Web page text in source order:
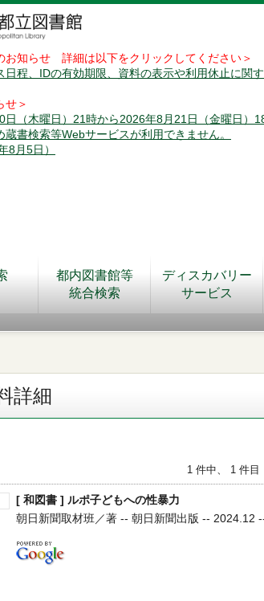
お知らせ 詳細は以下をクリックしてください＞
日程、IDの有効期限、資料の表示や利用休止に関す
せ＞
日（木曜日）21時から2026年8月21日（金曜日）
蔵書検索等Webサービスが利用できません。
8月5日）
都内図書館等
統合検索
ディスカバリー
サービス
詳細
1 件中、 1 件目
[ 和図書 ] ルポ子どもへの性暴力
朝日新聞取材班／著 -- 朝日新聞出版 -- 2024.12